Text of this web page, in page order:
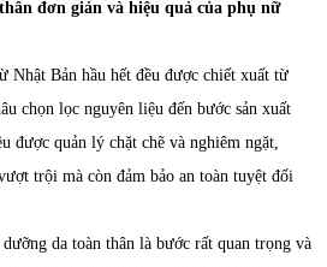
Nhật Bản hầu hết đều được chiết xuất từ
chọn lọc nguyên liệu đến bước sản xuất
được quản lý chặt chẽ và nghiêm ngặt,
trội mà còn đảm bảo an toàn tuyệt đối
da toàn thân là bước rất quan trọng và